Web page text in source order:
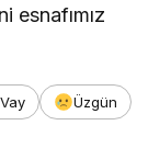
esnafımız
Vay
Üzgün